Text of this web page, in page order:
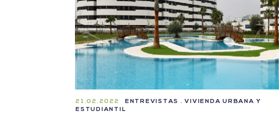
21.02.2022
ENTREVISTAS . VIVIENDA URBANA Y
ESTUDIANTIL